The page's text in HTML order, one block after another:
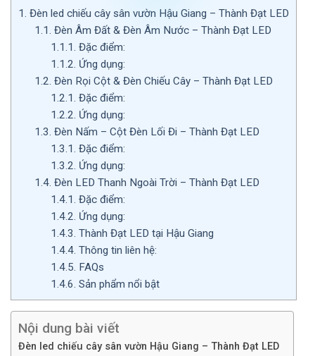
1. Đèn led chiếu cây sân vườn Hậu Giang – Thành Đạt LED
1.1. Đèn Âm Đất & Đèn Âm Nước – Thành Đạt LED
1.1.1. Đặc điểm:
1.1.2. Ứng dụng:
1.2. Đèn Rọi Cột & Đèn Chiếu Cây – Thành Đạt LED
1.2.1. Đặc điểm:
1.2.2. Ứng dụng:
1.3. Đèn Nấm – Cột Đèn Lối Đi – Thành Đạt LED
1.3.1. Đặc điểm:
1.3.2. Ứng dụng:
1.4. Đèn LED Thanh Ngoài Trời – Thành Đạt LED
1.4.1. Đặc điểm:
1.4.2. Ứng dụng:
1.4.3. Thành Đạt LED tại Hậu Giang
1.4.4. Thông tin liên hệ:
1.4.5. FAQs
1.4.6. Sản phẩm nổi bật
Nội dung bài viết
Đèn led chiếu cây sân vườn Hậu Giang – Thành Đạt LED